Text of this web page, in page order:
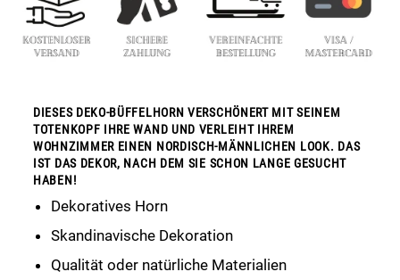
DIESES DEKO-BÜFFELHORN VERSCHÖNERT MIT SEINEM
TOTENKOPF IHRE WAND UND VERLEIHT IHREM
WOHNZIMMER EINEN NORDISCH-MÄNNLICHEN LOOK. DAS
IST DAS DEKOR, NACH DEM SIE SCHON LANGE GESUCHT
HABEN!
Dekoratives Horn
Skandinavische Dekoration
Qualität oder natürliche Materialien